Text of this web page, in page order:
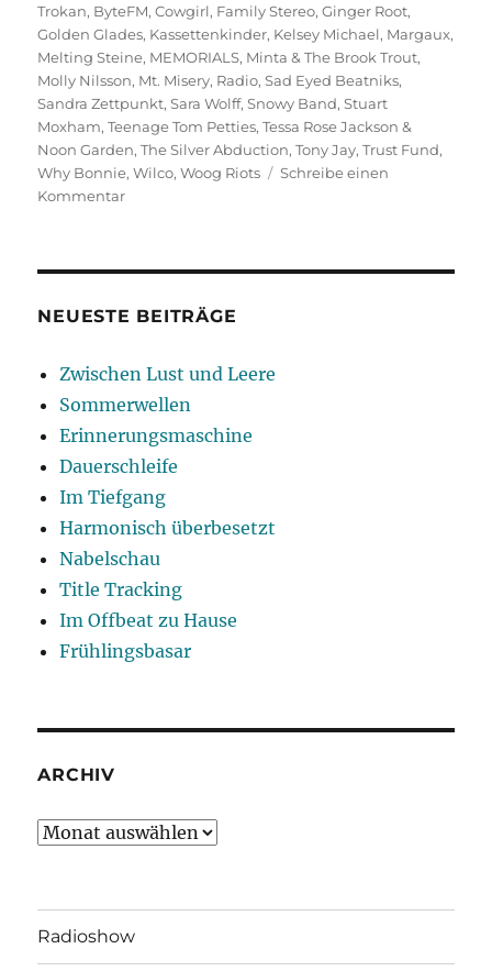
am
Trokan, ByteFM,Cowgirl, Family Stereo,Ginger Root,
Golden Glades, Kassettenkinder, Kelsey Michael, Margaux,
Melting Steine, MEMORIALS, Minta & The Brook Trout,
Molly Nilsson, Mt. Misery, Radio,Sad Eyed Beatniks,
Sandra Zettpunkt,Sara Wolff,Snowy Band,Stuart
Moxham,Teenage Tom Petties,Tessa Rose Jackson &
Noon Garden,The Silver Abduction,Tony Jay,Trust Fund,
Why Bonnie,Wilco,Woog Riots
Schreibe einen
Kommentarzu
NEUESTE BEITRÄGE
Zwischen Lust und Leere
Sommerwellen
Erinnerungsmaschine
Dauerschleife
Im Tiefgang
Harmonisch überbesetzt
Nabelschau
Title Tracking
Im Offbeat zu Hause
Frühlingsbasar
ARCHIV
Archiv
Radioshow